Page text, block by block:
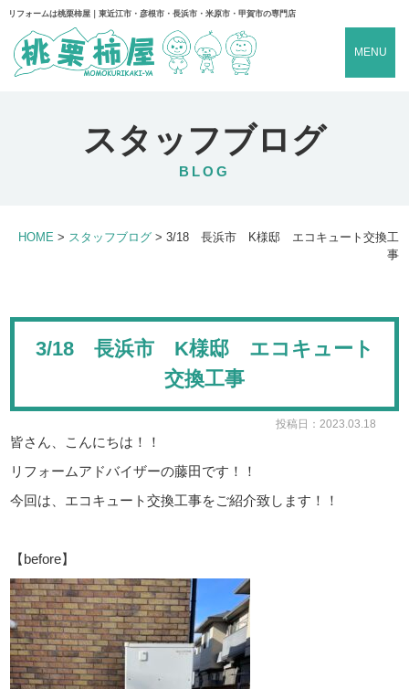
リフォームは桃栗柿屋｜東近江市・彦根市・長浜市・米原市・甲賀市の専門店
MENU
スタッフブログ
BLOG
HOME > スタッフブログ> 3/18 長浜市 K様邸 エコキュート交換工
事
3/18 長浜市 K様邸 エコキュート
交換工事
投稿日：2023.03.18
皆さん、こんにちは！！
リフォームアドバイザーの藤田です！！
今回は、エコキュート交換工事をご紹介致します！！
【before】